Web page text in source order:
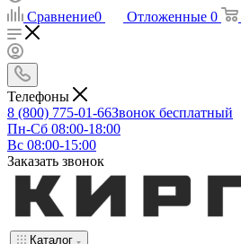
Сравнение0 Отложенные 0
Телефоны
8 (800) 775-01-66Звонок бесплатный
Пн-Сб 08:00-18:00
Вс 08:00-15:00
Заказать звонок
Каталог